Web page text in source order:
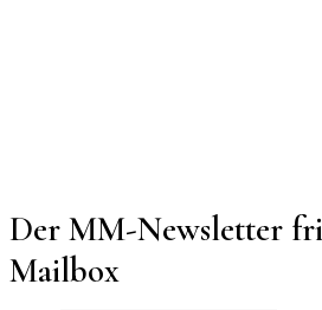
Der MM-Newsletter
Mailbox